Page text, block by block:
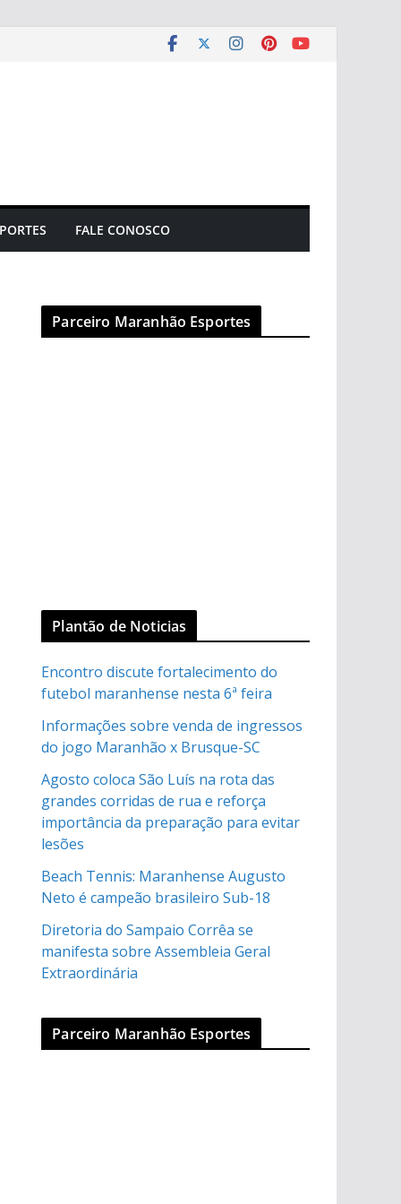
FALE CONOSCO
Parceiro Maranhão Esportes
Plantão de Noticias
Encontro discute fortalecimento do
futebol maranhense nesta 6ª feira
Informações sobre venda de ingressos
do jogo Maranhão x Brusque-SC
Agosto coloca São Luís na rota das
grandes corridas de rua e reforça
importância da preparação para evitar
lesões
Beach Tennis: Maranhense Augusto
Neto é campeão brasileiro Sub-18
Diretoria do Sampaio Corrêa se
manifesta sobre Assembleia Geral
Extraordinária
Parceiro Maranhão Esportes